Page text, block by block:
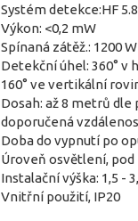
Systém detekce:HF
Výkon: <0,2 mW
Spínaná zátěž.: 1200
Detekční úhel: 360°
160° ve vertikální
Dosah: až 8 metrů
doporučená
Doba do vypnutí po
Úroveň osvětlení,
Instalační výška: 1,5 -
Vnitřní použití, IP20